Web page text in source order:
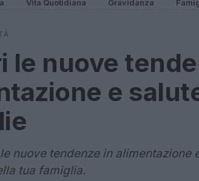
Vita Quotidiana Gravidanza
le nuove
e
nuove tendenze in alimentazione
tua famiglia.